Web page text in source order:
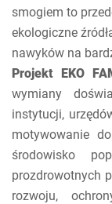
smogiem to
ekologiczne
nawyków na
Projekt EKO
wymiany
instytucji,
motywowanie
środowisko
prozdrowotnych
rozwoju,